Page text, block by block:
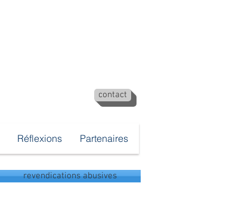
contact
Réflexions Partenaires
revendications abusives